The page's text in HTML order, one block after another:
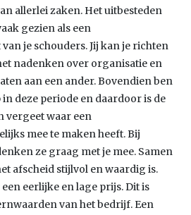
allerlei zaken. Het uitbesteden
gezien als een
je schouders. Jij kan je richten
nadenken over organisatie en
aan een ander. Bovendien ben
deze periode en daardoor is de
vergeet waar een
mee te maken heeft. Bij
ze graag met je mee. Samen
afscheid stijlvol en waardig is.
eerlijke en lage prijs. Dit is
van het bedrijf. Een